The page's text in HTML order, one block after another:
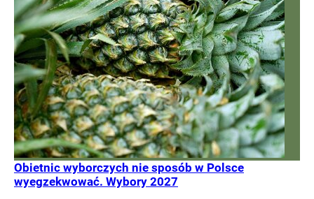
Obietnic wyborczych nie sposób w Polsce
wyegzekwować. Wybory 2027